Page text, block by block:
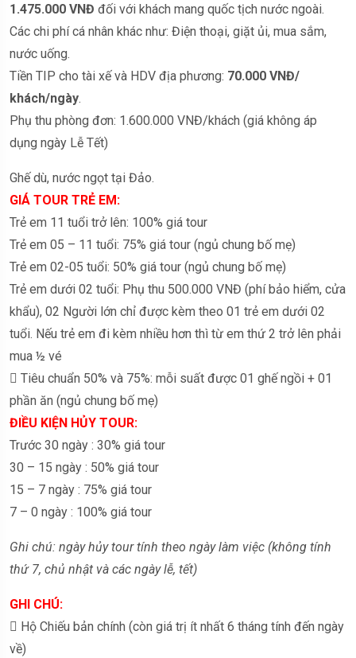
1.475.000 VNĐ đối với khách mang quốc tịch nước ngoài.
Các chi phí cá nhân khác như: Điện thoại, giặt ủi, mua sắm,
nước uống.
Tiền TIP cho tài xế và HDV địa phương: 70.000 VNĐ/
khách/ngày.
Phụ thu phòng đơn: 1.600.000 VNĐ/khách (giá không áp
dụng ngày Lễ Tết)
Ghế dù, nước ngọt tại Đảo.
GIÁ TOUR TRẺ EM:
Trẻ em 11 tuổi trở lên: 100% giá tour
Trẻ em 05 – 11 tuổi: 75% giá tour (ngủ chung bố mẹ)
Trẻ em 02-05 tuổi: 50% giá tour (ngủ chung bố mẹ)
Trẻ em dưới 02 tuổi: Phụ thu 500.000 VNĐ (phí bảo hiểm, cửa
khẩu), 02 Người lớn chỉ được kèm theo 01 trẻ em dưới 02
tuổi. Nếu trẻ em đi kèm nhiều hơn thì từ em thứ 2 trở lên phải
mua ½ vé
 Tiêu chuẩn 50% và 75%: mỗi suất được 01 ghế ngồi + 01
phần ăn (ngủ chung bố mẹ)
ĐIỀU KIỆN HỦY TOUR:
Trước 30 ngày : 30% giá tour
30 – 15 ngày : 50% giá tour
15 – 7 ngày : 75% giá tour
7 – 0 ngày : 100% giá tour
Ghi chú: ngày hủy tour tính theo ngày làm việc (không tính
thứ 7, chủ nhật và các ngày lễ, tết)
GHI CHÚ:
 Hộ Chiếu bản chính (còn giá trị ít nhất 6 tháng tính đến ngày
về)